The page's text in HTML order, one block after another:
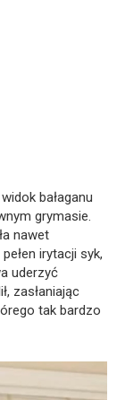
bałaganu
grymasie.
nawet
irytacji syk,
uderzyć
zasłaniając
tak bardzo